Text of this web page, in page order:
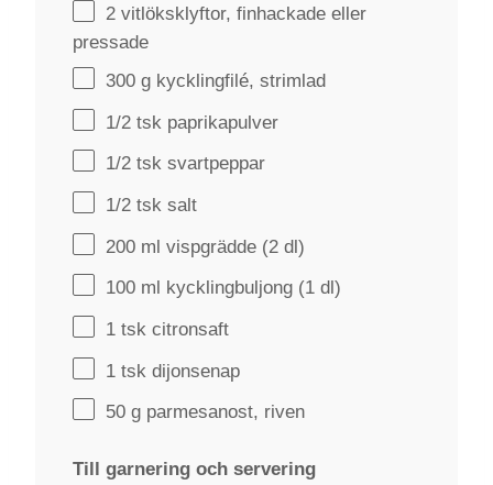
2 vitlöksklyftor, finhackade eller
pressade
300 g kycklingfilé, strimlad
1/2 tsk paprikapulver
1/2 tsk svartpeppar
1/2 tsk salt
200 ml vispgrädde (2 dl)
100 ml kycklingbuljong (1 dl)
1 tsk citronsaft
1 tsk dijonsenap
50 g parmesanost, riven
Till garnering och servering